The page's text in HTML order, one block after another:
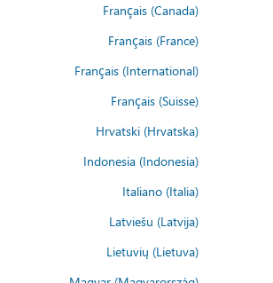
Français (Canada)
Français (France)
Français (International)
Français (Suisse)
Hrvatski (Hrvatska)
Indonesia (Indonesia)
Italiano (Italia)
Latviešu (Latvija)
Lietuvių (Lietuva)